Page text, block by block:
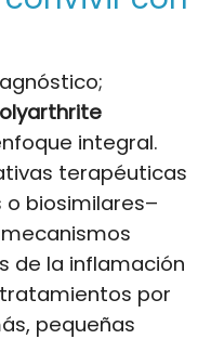
integral.
terapéuticas
biosimilares–
de la inflamación
por
pequeñas